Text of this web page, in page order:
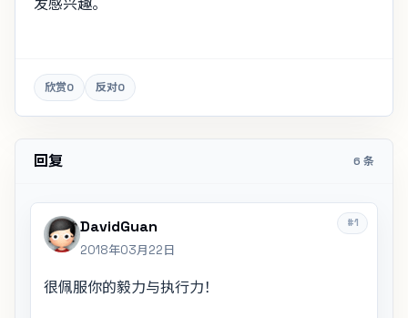
欣赏0 反对0
回复 6 条
#1
DavidGuan
2018年03月22日
很佩服你的毅力与执行力！